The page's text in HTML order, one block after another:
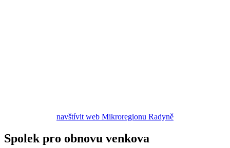
navštívit web Mikroregionu Radyně
Spolek pro obnovu venkova